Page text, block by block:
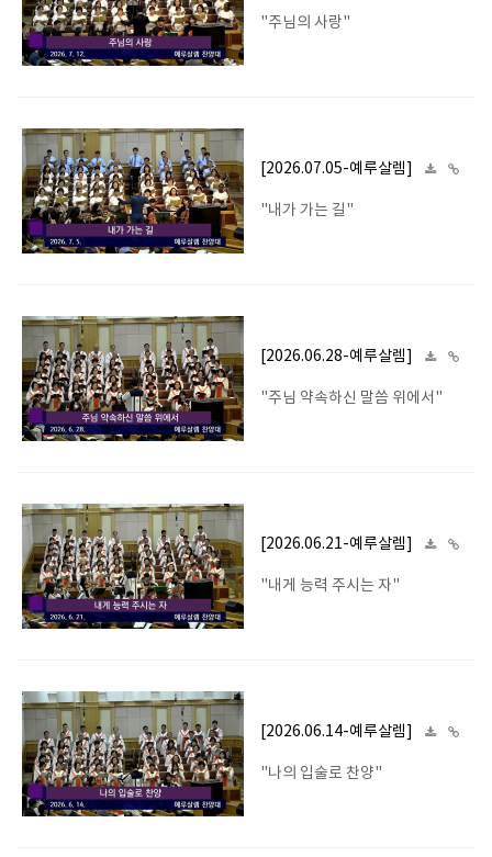
"주님의 사랑"
[2026.07.05-예루살렘]
"내가 가는 길"
[2026.06.28-예루살렘]
"주님 약속하신 말씀 위에서"
[2026.06.21-예루살렘]
"내게 능력 주시는 자"
[2026.06.14-예루살렘]
"나의 입술로 찬양"